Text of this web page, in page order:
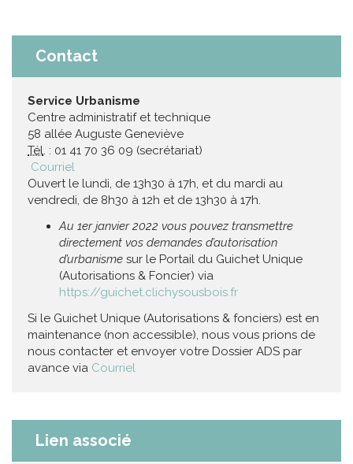
Contact
Service Urbanisme
Centre administratif et technique
58 allée Auguste Geneviève
Tél. : 01 41 70 36 09 (secrétariat)
Courriel
Ouvert le lundi, de 13h30 à 17h, et du mardi au
vendredi, de 8h30 à 12h et de 13h30 à 17h.
Au 1er janvier 2022 vous pouvez transmettre
directement vos demandes d’autorisation
d’urbanisme sur le Portail du Guichet Unique
(Autorisations & Foncier) via
https://guichet.clichysousbois.fr
Si le Guichet Unique (Autorisations & fonciers) est en
maintenance (non accessible), nous vous prions de
nous contacter et envoyer votre Dossier ADS par
avance via Courriel
Lien associé